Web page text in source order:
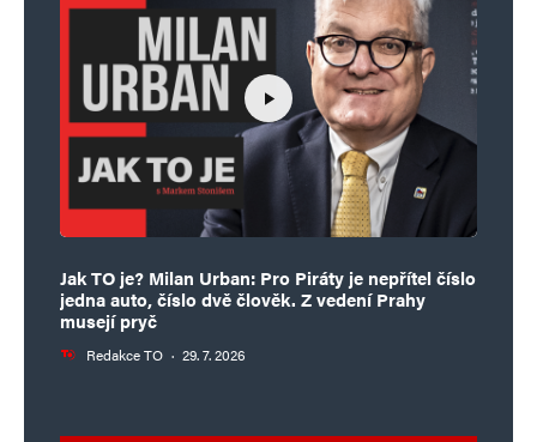
Jak TO je? Milan Urban: Pro Piráty je nepřítel číslo
jedna auto, číslo dvě člověk. Z vedení Prahy
musejí pryč
Redakce TO · 29. 7. 2026